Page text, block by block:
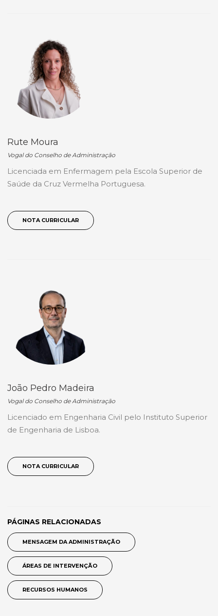
Rute Moura
Vogal do Conselho de Administração
Licenciada em Enfermagem pela Escola Superior de
Saúde da Cruz Vermelha Portuguesa.
NOTA CURRICULAR
João Pedro Madeira
Vogal do Conselho de Administração
Licenciado em Engenharia Civil pelo Instituto Superior
de Engenharia de Lisboa.
NOTA CURRICULAR
PÁGINAS RELACIONADAS
MENSAGEM DA ADMINISTRAÇÃO
ÁREAS DE INTERVENÇÃO
RECURSOS HUMANOS